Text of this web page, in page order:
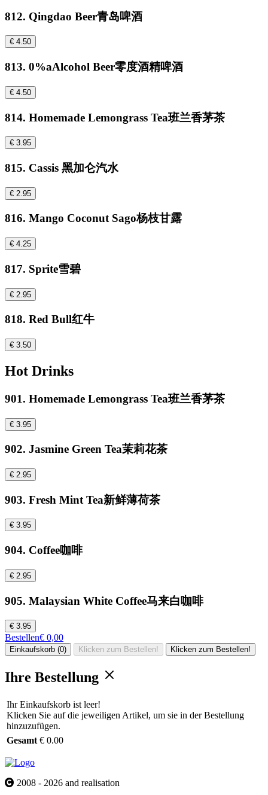
812. Qingdao Beer青岛啤酒
€ 4.50
813. 0%aAlcohol Beer零度酒精啤酒
€ 4.50
814. Homemade Lemongrass Tea班兰香茅茶
€ 3.95
815. Cassis 黑加仑汽水
€ 2.95
816. Mango Coconut Sago杨枝甘露
€ 4.25
817. Sprite雪碧
€ 2.95
818. Red Bull红牛
€ 3.50
Hot Drinks
901. Homemade Lemongrass Tea班兰香茅茶
€ 3.95
902. Jasmine Green Tea茉莉花茶
€ 2.95
903. Fresh Mint Tea新鲜薄荷茶
€ 3.95
904. Coffee咖啡
€ 2.95
905. Malaysian White Coffee马来白咖啡
€ 3.95
Bestellen€ 0,00
Einkaufskorb (0) Klicken zum Bestellen! Klicken zum Bestellen!
Ihre Bestellung
Ihr Einkaufskorb ist leer!
Klicken Sie auf die jeweiligen Artikel, um sie in der Bestellung
hinzuzufügen.
Gesamt € 0.00
2008 - 2026 and realisation